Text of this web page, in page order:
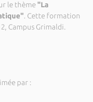
le thème "La
. Cette formation
Campus Grimaldi.
par :